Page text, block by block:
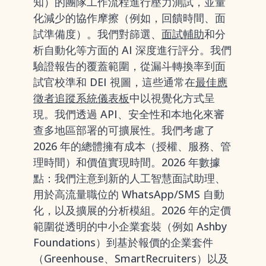
化減少的協作摩擦（例如，回饋時間、面
試準備度）。我們對篩選、 面試輔助和分
析自動化等方面的 AI 深度進行評分。我們
驗證報告的覆蓋範圍，從漏斗轉換率到面
試官校準和 DEI 視圖，這些通常在最佳應
徵者追蹤系統儀表板中以視覺化方式呈
現。我們透過 API、安全性和本地化來審
查多地區部署的可擴展性。我們考慮了
2026 年的總體擁有成本（授權、服務、管
理時間）和價值實現時間。2026 年數據
點：我們注意到新的人工智慧面試助理、
用於高流量職位的 WhatsApp/SMS 自動
化，以及擴展的分析模組。2026 年的定價
範圍從透明的中小企業套裝（例如 Ashby
Foundations）到基於報價的企業套件
（Greenhouse、SmartRecruiters）以及